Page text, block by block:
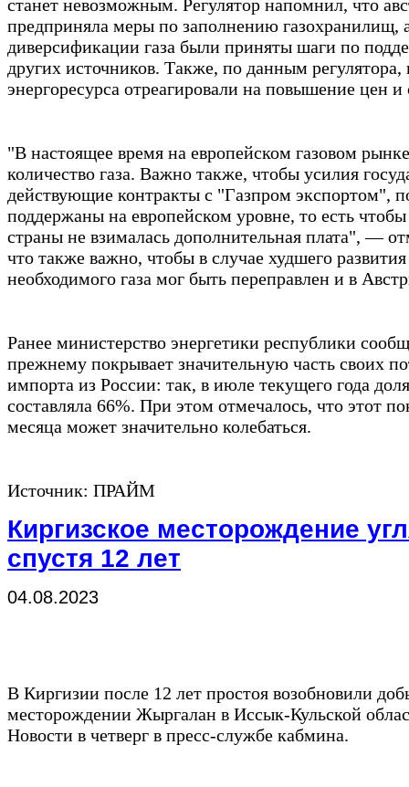
станет невозможным. Регулятор напомнил, что
предприняла меры по заполнению газохранилищ,
диверсификации газа были приняты шаги по
других источников. Также, по данным регулятора,
энергоресурса отреагировали на повышение цен и
"В настоящее время на европейском газовом
количество газа. Важно также, чтобы усилия
действующие контракты с "Газпром экспортом",
поддержаны на европейском уровне, то есть чтобы
страны не взималась дополнительная плата", —
что также важно, чтобы в случае худшего
необходимого газа мог быть переправлен и в
Ранее министерство энергетики республики
прежнему покрывает значительную часть своих
импорта из России: так, в июле текущего года
составляла 66%. При этом отмечалось, что этот
месяца может значительно колебаться.
Источник: ПРАЙМ
Киргизское месторождение
спустя 12 лет
04.08.2023
В Киргизии после 12 лет простоя возобновили
месторождении Жыргалан в Иссык-Кульской
Новости в четверг в пресс-службе кабмина.